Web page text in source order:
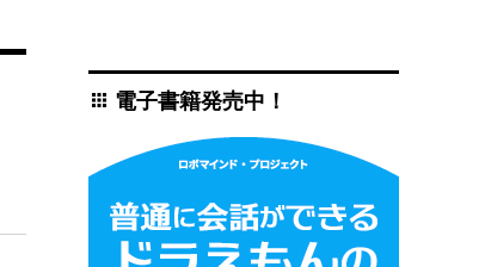
apps 電子書籍発売中！